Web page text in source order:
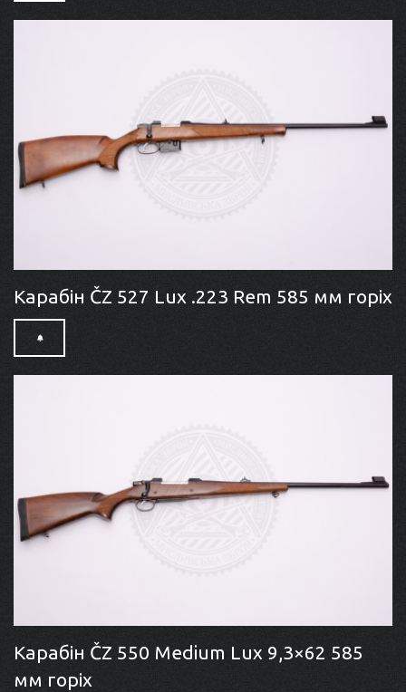
Карабін ČZ 527 Lux .223 Rem 585 мм горіх
Карабін ČZ 550 Medium Lux 9,3×62 585
мм горіх